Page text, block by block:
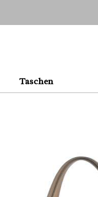
Taschen